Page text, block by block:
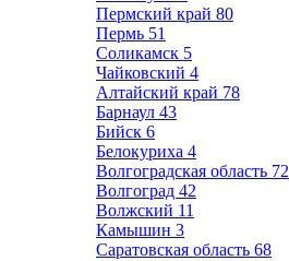
Пермский край 80
Пермь 51
Соликамск 5
Чайковский 4
Алтайский край 78
Барнаул 43
Бийск 6
Белокуриха 4
Волгоградская область 72
Волгоград 42
Волжский 11
Камышин 3
Саратовская область 68